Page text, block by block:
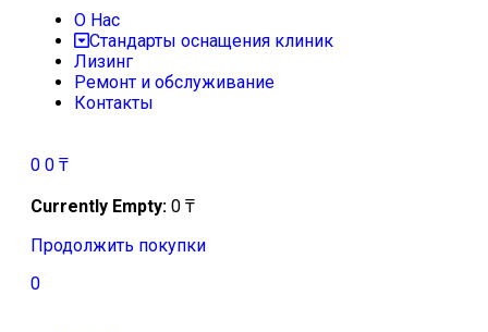
О Нас
Стандарты оснащения клиник
Лизинг
Ремонт и обслуживание
Контакты
0 0 ₸
Currently Empty: 0 ₸
Продолжить покупки
0